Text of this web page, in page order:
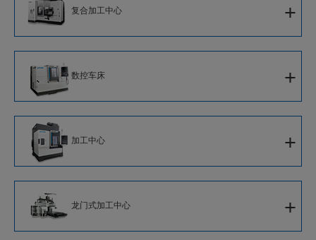
5轴数控卧式加工中心
复合加工中心 +
智能化复合加工中心
复合加工中心
5轴数控立式复合加工中心
立式复合加工中心
龙门式复合加工中心
数控车床 +
单刀架数控车床
対向主轴车削中心
并列主轴数控车床
加工中心 +
立式加工中心
卧式加工中心
龙门式加工中心 +